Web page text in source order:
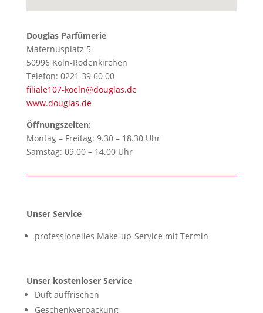
Douglas Parfümerie
Maternusplatz 5
50996 Köln-Rodenkirchen
Telefon: 0221 39 60 00
filiale107-koeln@douglas.de
www.douglas.de
Öffnungszeiten:
Montag – Freitag: 9.30 – 18.30 Uhr
Samstag: 09.00 – 14.00 Uhr
Unser Service
professionelles Make-up-Service mit Termin
Unser kostenloser Service
Duft auffrischen
Geschenkverpackung